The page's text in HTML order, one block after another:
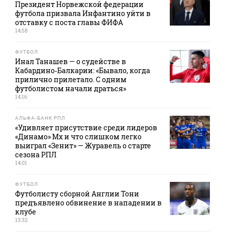
Президент Норвежской федерации
футбола призвала Инфантино уйти в
отставку с поста главы ФИФА
14:58
ФУТБОЛ
Инал Танашев — о судействе в
Кабардино‑Балкарии: «Бывало, когда
прилично прилетало. С одним
футболистом начали драться»
14:16
АЛЬФА-БАНК РПЛ
«Удивляет присутствие среди лидеров
«Динамо» Мх и что слишком легко
выиграл «Зенит» — Журавель о старте
сезона РПЛ
14:01
ФУТБОЛ
Футболисту сборной Англии Тони
предъявлено обвинение в нападении в
клубе
13:32